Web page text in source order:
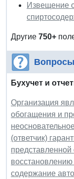
Извещение
Другие 750+
Вопросы
Бухучет и
Организация
обогащения и
(ответчик)
содержание